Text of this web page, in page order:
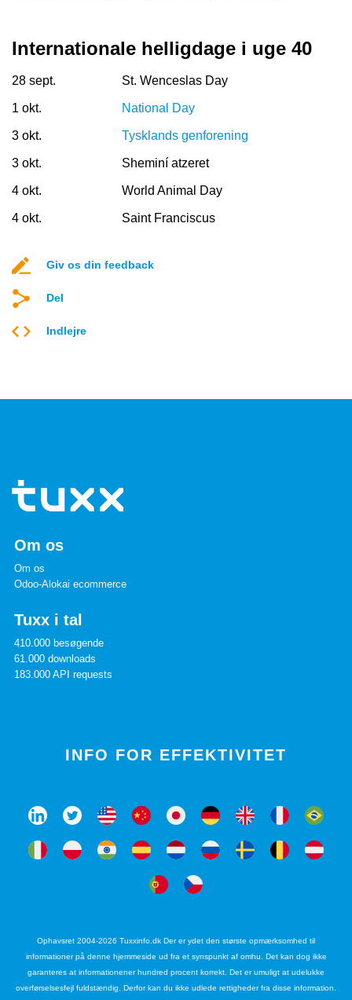
Internationale helligdage i uge 40
28 sept. St. Wenceslas Day
1 okt. National Day
3 okt. Tysklands genforening
3 okt. Sheminí atzeret
4 okt. World Animal Day
4 okt. Saint Franciscus
Giv os din feedback
Del
Indlejre
Om os
Om os
Odoo-Alokai ecommerce
Tuxx i tal
410.000 besøgende
61.000 downloads
183.000 API requests
INFO FOR EFFEKTIVITET
Ophavsret 2004-2026 Tuxxinfo.dk Der er ydet den største opmærksomhed til
informationer på denne hjemmeside ud fra et synspunkt af omhu. Det kan dog ikke
garanteres at informationener hundred procent korrekt. Det er umuligt at udelukke
overførselsesfejl fuldstændig. Derfor kan du ikke udlede rettigheder fra disse information.